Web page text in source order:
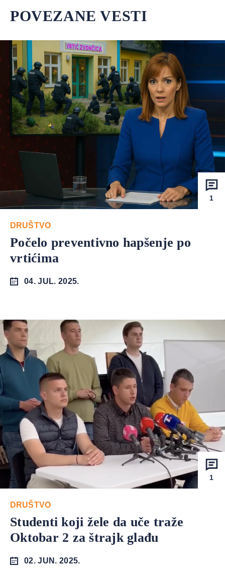
POVEZANE VESTI
1
DRUŠTVO
Počelo preventivno hapšenje po
vrtićima
04. JUL. 2025.
1
DRUŠTVO
Studenti koji žele da uče traže
Oktobar 2 za štrajk glađu
02. JUN. 2025.